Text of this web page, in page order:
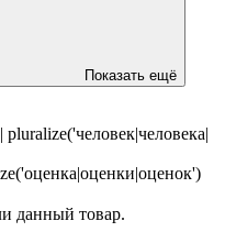
Показать ещё
данный товар.